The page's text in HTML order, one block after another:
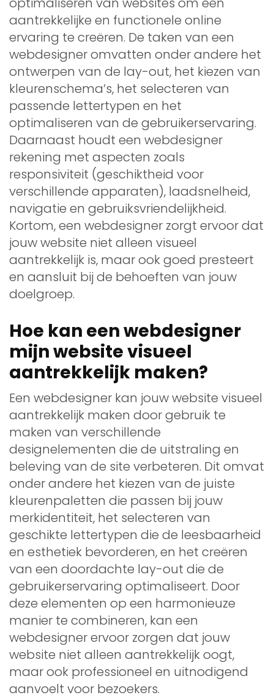
aantrekkelijke en functionele online
ervaring te creëren. De taken van een
webdesigner omvatten onder andere het
ontwerpen van de lay-out, het kiezen van
kleurenschema’s, het selecteren van
passende lettertypen en het
optimaliseren van de gebruikerservaring.
Daarnaast houdt een webdesigner
rekening met aspecten zoals
responsiviteit (geschiktheid voor
verschillende apparaten), laadsnelheid,
navigatie en gebruiksvriendelijkheid.
Kortom, een webdesigner zorgt ervoor dat
jouw website niet alleen visueel
aantrekkelijk is, maar ook goed presteert
en aansluit bij de behoeften van jouw
doelgroep.
Hoe kan een webdesigner
mijn website visueel
aantrekkelijk maken?
Een webdesigner kan jouw website visueel
aantrekkelijk maken door gebruik te
maken van verschillende
designelementen die de uitstraling en
beleving van de site verbeteren. Dit omvat
onder andere het kiezen van de juiste
kleurenpaletten die passen bij jouw
merkidentiteit, het selecteren van
geschikte lettertypen die de leesbaarheid
en esthetiek bevorderen, en het creëren
van een doordachte lay-out die de
gebruikerservaring optimaliseert. Door
deze elementen op een harmonieuze
manier te combineren, kan een
webdesigner ervoor zorgen dat jouw
website niet alleen aantrekkelijk oogt,
maar ook professioneel en uitnodigend
aanvoelt voor bezoekers.